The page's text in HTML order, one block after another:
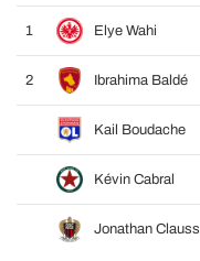
1 Elye Wahi
2 Ibrahima Baldé
Kail Boudache
Kévin Cabral
Jonathan Clauss